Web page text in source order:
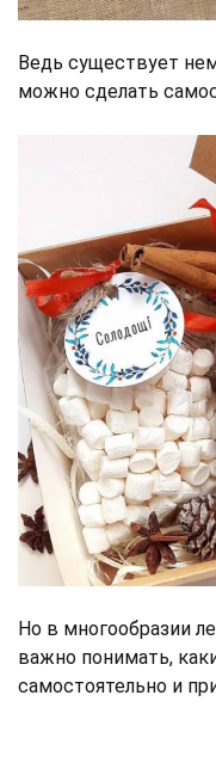
Ведь существует
можно сделать
Но в многообразии
важно понимать,
самостоятельно и